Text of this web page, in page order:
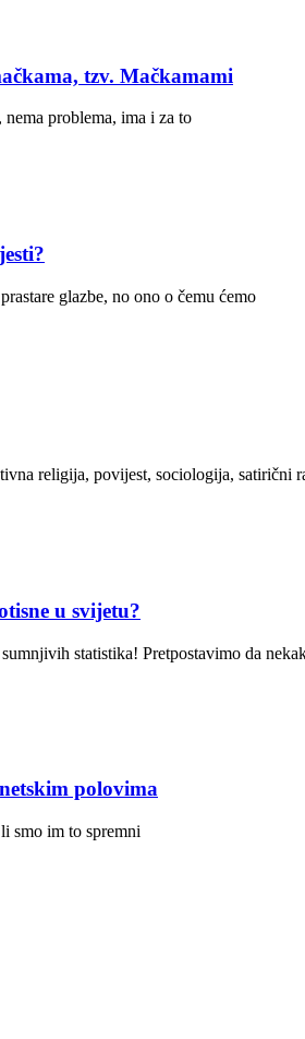
tzv. Mačkamami
problema, ima i za to
glazbe, no ono o čemu ćemo
religija, povijest, sociologija, satirični
u svijetu?
statistika! Pretpostavimo da
polovima
smo im to spremni